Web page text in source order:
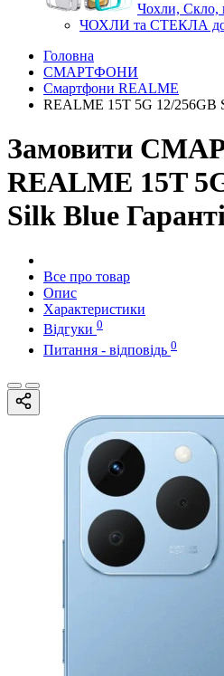
Чохли,
ЧОХЛИ та СТЕКЛА
Головна
СМАРТФОНИ
Смартфони REALME
REALME 15T 5G 12/256GB
Замовити
REALME 15T
Silk Blue
Все про товар
Опис
Характеристики
Відгуки 0
Питання - відповідь 0